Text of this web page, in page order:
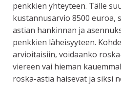
penkkien yhteyteen. Tälle
kustannusarvio 8500 euroa,
astian hankinnan ja
penkkien läheisyyteen.
arvioitaisiin, voidaanko
viereen vai hieman
roska-astia haisevat ja siksi